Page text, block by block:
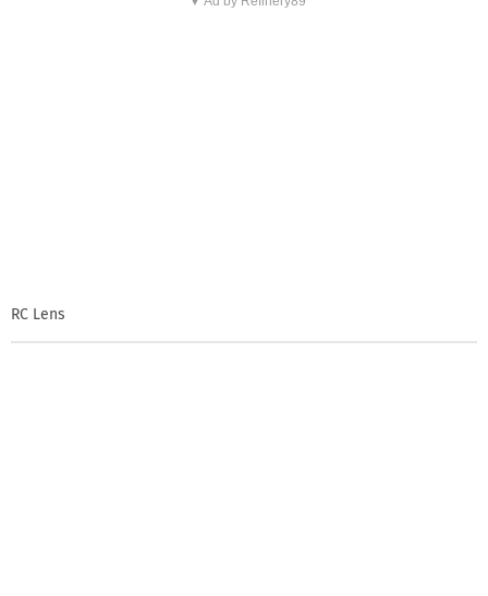
RC Lens